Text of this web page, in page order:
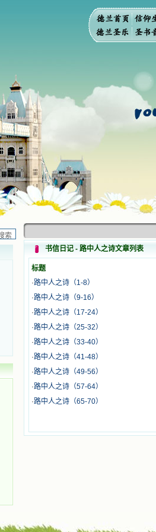
书信日记 - 路中人之诗文章列表
标题
·路中人之诗（1-8）
·路中人之诗（9-16）
·路中人之诗（17-24）
·路中人之诗（25-32）
·路中人之诗（33-40）
·路中人之诗（41-48）
·路中人之诗（49-56）
·路中人之诗（57-64）
·路中人之诗（65-70）